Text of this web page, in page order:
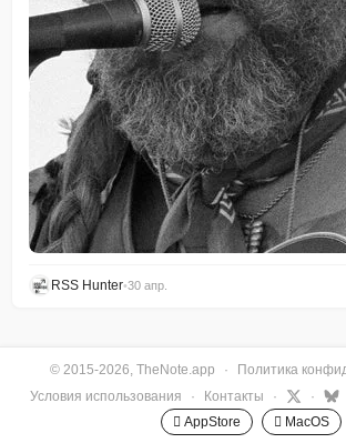
RSS Hunter•30 апр.
© 2015-2026, TheNote.app · Политика
Условия использования
· Контакты · ·
 AppStore
 MacOS